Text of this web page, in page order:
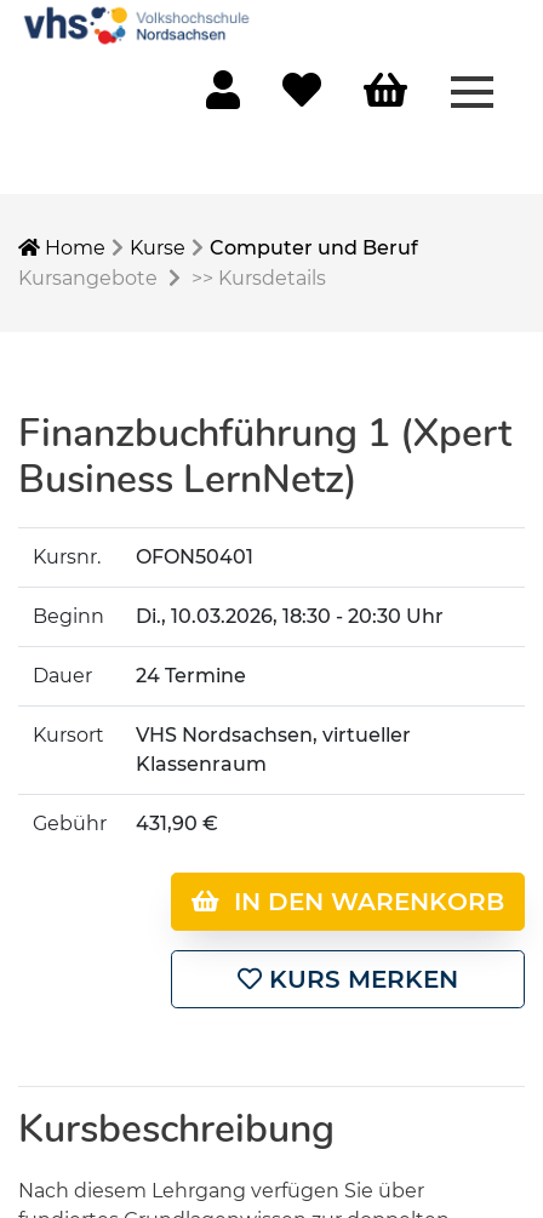
Home Kurse
Computer und Beruf
Kursangebote
>> Kursdetails
Finanzbuchführung 1 (Xpert
Business LernNetz)
Kursnr. OFON50401
Beginn Di., 10.03.2026, 18:30 - 20:30 Uhr
Dauer 24 Termine
Kursort
VHS Nordsachsen, virtueller
Klassenraum
Gebühr 431,90 €
IN DEN WARENKORB
KURS MERKEN
Kursbeschreibung
Nach diesem Lehrgang verfügen Sie über